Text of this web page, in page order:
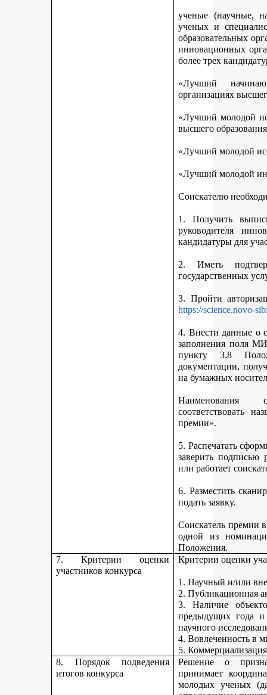
ученые (научные,
ученых и
образовательных
инновационных
более трех
«Лучший
организациях
«Лучший молодой
высшего
«Лучший молодой
«Лучший молодой
Соискателю
1. Получить
руководителя
кандидатуры для
2. Иметь
государственных
3. Пройти
https://science.novo-
4. Внести данные о
заполнения поля
пункту 3.8
документации,
на бумажных
Наименования
соответствовать
премии».
5. Распечатать
заверить подписью
или работает
6. Разместить
подать заявку.
Соискатель премии
одной из
Положения.
7. Критерии оценки
участников конкурса
Критерии оценки
1. Научный и/или
2. Публикационная
3. Наличие
предыдущих года
научного
4. Вовлеченность в
5.
8. Порядок подведения
итогов конкурса
Решение о
принимает
молодых ученых